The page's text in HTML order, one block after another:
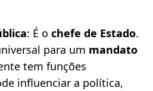
: É o chefe de Estado.
para um mandato
tem funções
influenciar a política,